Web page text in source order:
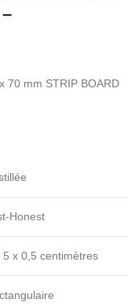
70 mm STRIP BOARD
Honest
5 x 0,5 centimètres